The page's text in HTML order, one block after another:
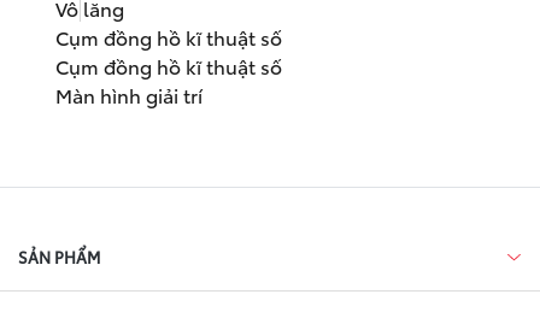
Vô lăng
Cụm đồng hồ kĩ thuật số
Cụm đồng hồ kĩ thuật số
Màn hình giải trí
SẢN PHẨM